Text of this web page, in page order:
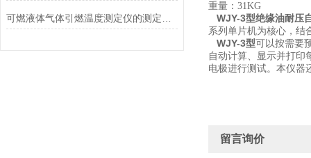
重量：31KG
WJY-3型绝缘油耐压
系列单片机为核心，结
WJY-3型可以按需要
自动计算、显示并打印
电极进行测试。本仪器
留言询价